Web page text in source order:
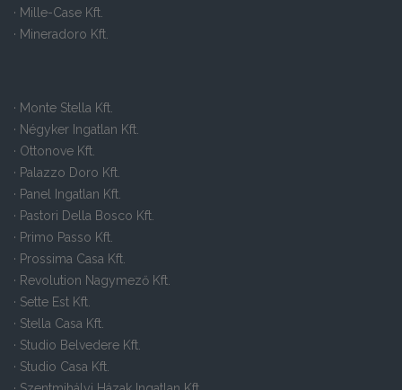
· Mille-Case Kft.
· Mineradoro Kft.
· Monte Stella Kft.
· Négyker Ingatlan Kft.
· Ottonove Kft.
· Palazzo Doro Kft.
· Panel Ingatlan Kft.
· Pastori Della Bosco Kft.
· Primo Passo Kft.
· Prossima Casa Kft.
· Revolution Nagymező Kft.
· Sette Est Kft.
· Stella Casa Kft.
· Studio Belvedere Kft.
· Studio Casa Kft.